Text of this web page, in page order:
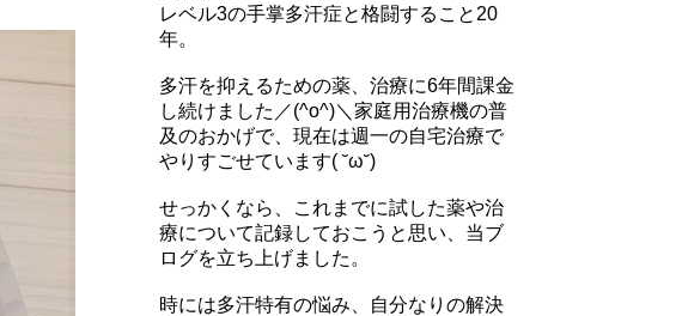
レベル3の手掌多汗症と格闘すること20
年。
多汗を抑えるための薬、治療に6年間課金
し続けました／(^o^)＼家庭用治療機の普
及のおかげで、現在は週一の自宅治療で
やりすごせています( ˘ω˘)
せっかくなら、これまでに試した薬や治
療について記録しておこうと思い、当ブ
ログを立ち上げました。
時には多汗特有の悩み、自分なりの解決